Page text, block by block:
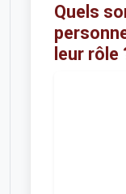
Quels
leur rôle